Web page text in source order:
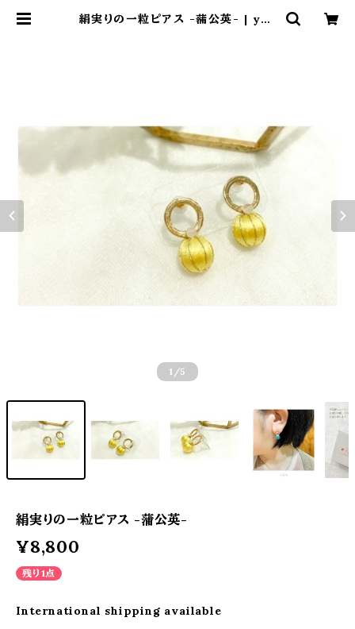
絹実りの一粒ピアス -蒲公英- | yos
1 /5
絹実りの一粒ピアス -蒲公英-
¥8,800
残り1点
International shipping available